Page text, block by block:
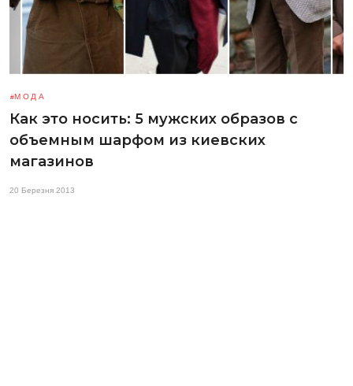
МОДА
Как это носить: 5 мужских образов с
объемным шарфом из киевских
магазинов
20 Березня 2013